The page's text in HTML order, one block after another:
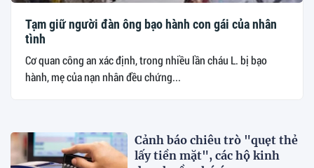
Tạm giữ người đàn ông bạo hành con gái của nhân
tình
Cơ quan công an xác định, trong nhiều lần cháu L. bị bạo
hành, mẹ của nạn nhân đều chứng...
Cảnh báo chiêu trò "quẹt thẻ
lấy tiền mặt", các hộ kinh